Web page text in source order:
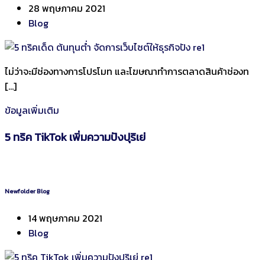
28 พฤษภาคม 2021
Blog
ไม่ว่าจะมีช่องทางการโปรโมท และโฆษณาทำการตลาดสินค้าช่องท
[…]
ข้อมูลเพิ่มเติม
5 ทริค TikTok เพิ่มความปังปุริเย่
Newfolder Blog
14 พฤษภาคม 2021
Blog